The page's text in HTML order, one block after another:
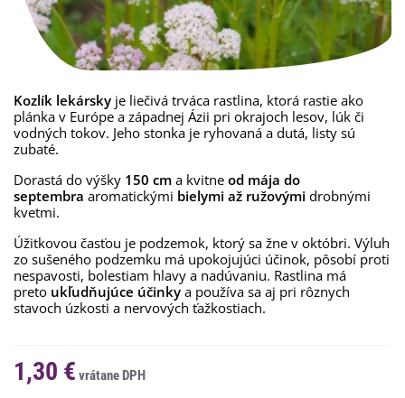
Kozlík lekársky je liečivá trváca rastlina, ktorá rastie ako
plánka v Európe a západnej Ázii pri okrajoch lesov, lúk či
vodných tokov. Jeho stonka je ryhovaná a dutá, listy sú
zubaté.
Dorastá do výšky 150 cm a kvitne od mája do
septembra aromatickými bielymi až ružovými drobnými
kvetmi.
Úžitkovou časťou je podzemok, ktorý sa žne v októbri. Výluh
zo sušeného podzemku má upokojujúci účinok, pôsobí proti
nespavosti, bolestiam hlavy a nadúvaniu. Rastlina má
preto ukľudňujúce účinky a používa sa aj pri rôznych
stavoch úzkosti a nervových ťažkostiach.
1,30 €